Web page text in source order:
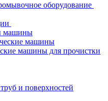
оборудование
машины
машины
машины для прочистки
и поверхностей